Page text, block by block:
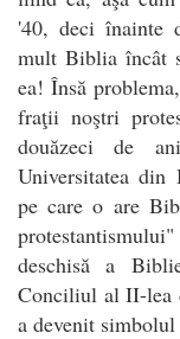
'40, deci înainte
mult Biblia încât
ea! Însă
fraţii noştri
douăzeci de
Universitatea din
pe care o are
deschisă a
Conciliul al II-lea
a devenit